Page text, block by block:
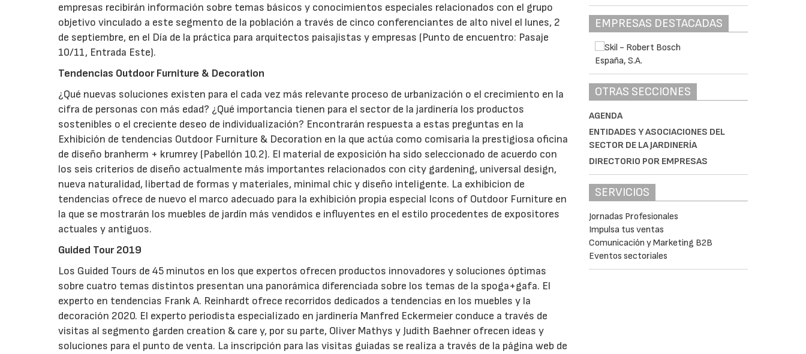
empresas recibirán información sobre temas básicos y conocimientos especiales relacionados con el grupo
objetivo vinculado a este segmento de la población a través de cinco conferenciantes de alto nivel el lunes, 2
de septiembre, en el Día de la práctica para arquitectos paisajistas y empresas (Punto de encuentro: Pasaje
10/11, Entrada Este).
Tendencias Outdoor Furniture & Decoration
¿Qué nuevas soluciones existen para el cada vez más relevante proceso de urbanización o el crecimiento en la
cifra de personas con más edad? ¿Qué importancia tienen para el sector de la jardinería los productos
sostenibles o el creciente deseo de individualización? Encontrarán respuesta a estas preguntas en la
Exhibición de tendencias Outdoor Furniture & Decoration en la que actúa como comisaria la prestigiosa oficina
de diseño branherm + krumrey (Pabellón 10.2). El material de exposición ha sido seleccionado de acuerdo con
los seis criterios de diseño actualmente más importantes relacionados con city gardening, universal design,
nueva naturalidad, libertad de formas y materiales, minimal chic y diseño inteligente. La exhibicion de
tendencias ofrece de nuevo el marco adecuado para la exhibición propia especial Icons of Outdoor Furniture en
la que se mostrarán los muebles de jardín más vendidos e influyentes en el estilo procedentes de expositores
actuales y antiguos.
Guided Tour 2019
Los Guided Tours de 45 minutos en los que expertos ofrecen productos innovadores y soluciones óptimas
sobre cuatro temas distintos presentan una panorámica diferenciada sobre los temas de la spoga+gafa. El
experto en tendencias Frank A. Reinhardt ofrece recorridos dedicados a tendencias en los muebles y la
decoración 2020. El experto periodista especializado en jardinería Manfred Eckermeier conduce a través de
visitas al segmento garden creation & care y, por su parte, Oliver Mathys y Judith Baehner ofrecen ideas y
soluciones para el punto de venta. La inscripción para las visitas guiadas se realiza a través de la página web de
EMPRESAS DESTACADAS
OTRAS SECCIONES
AGENDA
ENTIDADES Y ASOCIACIONES DEL
SECTOR DE LA JARDINERÍA
DIRECTORIO POR EMPRESAS
SERVICIOS
Jornadas Profesionales
Impulsa tus ventas
Comunicación y Marketing B2B
Eventos sectoriales